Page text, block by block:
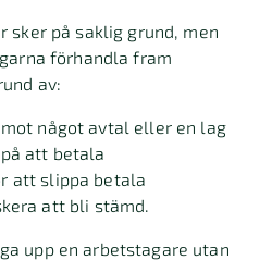
sker på saklig grund, men
förhandla fram
av:
något avtal eller en lag
att betala
att slippa betala
att bli stämd.
upp en arbetstagare utan